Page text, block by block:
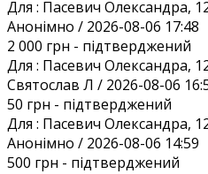
Для : Пасевич Олександра,
Анонiмно / 2026-08-06 17:48
2 000 грн - підтверджений
Для : Пасевич Олександра,
Святослав Л / 2026-08-06
50 грн - підтверджений
Для : Пасевич Олександра,
Анонiмно / 2026-08-06 14:59
500 грн - підтверджений